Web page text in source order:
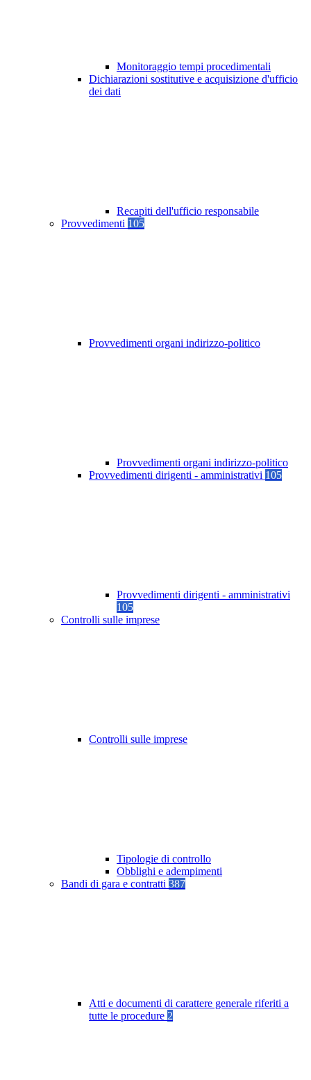
Monitoraggio tempi procedimentali
Dichiarazioni sostitutive e acquisizione d'ufficio
dei dati
Recapiti dell'ufficio responsabile
Provvedimenti 105
Provvedimenti organi indirizzo-politico
Provvedimenti organi indirizzo-politico
Provvedimenti dirigenti - amministrativi 105
Provvedimenti dirigenti - amministrativi
105
Controlli sulle imprese
Controlli sulle imprese
Tipologie di controllo
Obblighi e adempimenti
Bandi di gara e contratti 387
Atti e documenti di carattere generale riferiti a
tutte le procedure 2